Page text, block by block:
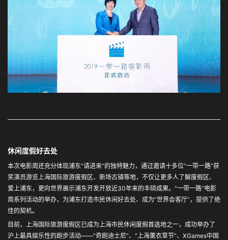
休闲度假好去处
本次电影周还充分体现浦东“请进来”的独特魅力，通过邀请十多位“一带一路”获
奖演员游览上海国际旅游度假区、新场古镇等地，不仅让更多人了解度假区、
爱上浦东，更向世界展示浦东开发开放近30年来的丰硕成果。“一带一路”电影
周系列活动的举办，为浦东打造市民休闲好去处、成为“世界会客厅”，提供了绝
佳的契机。
目前，上海国际旅游度假区已成为上海市民休闲度假首选地之一，成功举办了
沪上最具娱乐性的跑步活动——“奇跑迪士尼”、“上海薰衣草节”、XGames中国